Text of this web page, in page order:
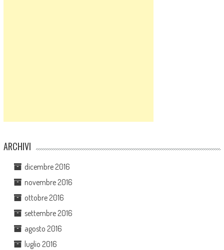
ARCHIVI
dicembre 2016
novembre 2016
ottobre 2016
settembre 2016
agosto 2016
luglio 2016